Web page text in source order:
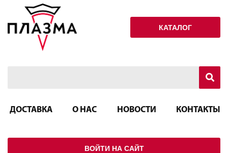
КАТАЛОГ
ДОСТАВКА О НАС НОВОСТИ КОНТАКТЫ
ВОЙТИ НА САЙТ